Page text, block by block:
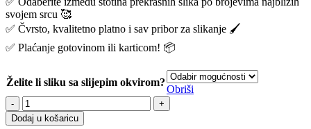
svojem srcu 🥰
✅ Čvrsto, kvalitetno platno i sav pribor za slikanje 🖌️
✅ Plaćanje gotovinom ili karticom! 📦
Želite li sliku sa slijepim okvirom?
Obriši
Dodaj u košaricu